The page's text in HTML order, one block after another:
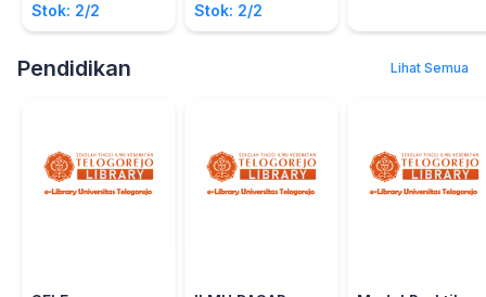
Stok: 2/2 Stok: 2/2
Pendidikan Lihat Semua